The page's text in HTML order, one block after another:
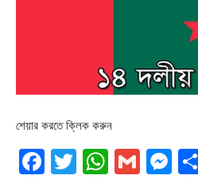
শেয়ার করতে ক্লিক করুন
Facebook
Twitter